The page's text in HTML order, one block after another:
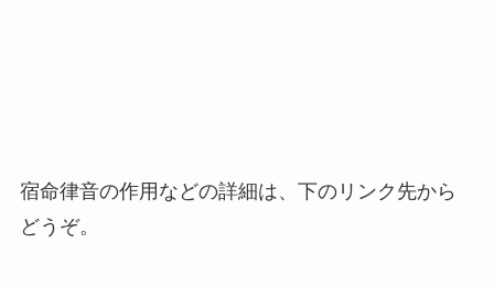
宿命律音の作用などの詳細は、下のリンク先から
どうぞ。